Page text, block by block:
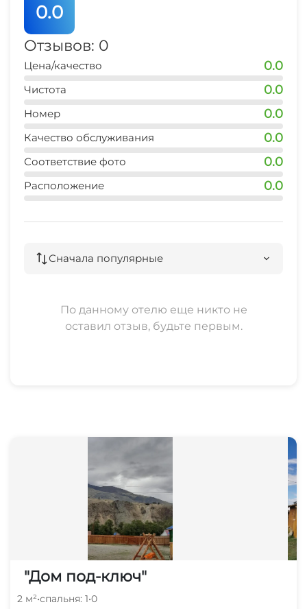
Прачечная
Семейные номера
0.0
Отзывов: 0
Цена/качество 0.0
Чистота 0.0
Номер 0.0
Качество обслуживания 0.0
Соответствие фото 0.0
Расположение 0.0
Сначала популярные
По данному отелю еще никто не
оставил отзыв, будьте первым.
"Дом под-ключ"
2 м²•спальня: 1•0